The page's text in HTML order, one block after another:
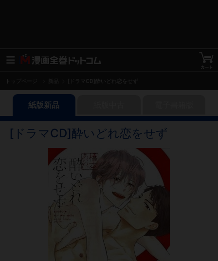
トップページ [ドラマCD]酔いどれ恋をせず
紙版新品
[ドラマCD]酔いどれ恋をせず